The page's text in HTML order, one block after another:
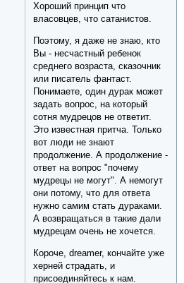
Хороший принцип что
власовцев, что сатанистов.
Поэтому, я даже не знаю, кто
Вы - несчастный ребенок
среднего возраста, сказочник
или писатель фантаст.
Понимаете, один дурак может
задать вопрос, на который
сотня мудрецов не ответит.
Это известная притча. Только
вот люди не знают
продолжение. А продолжение -
ответ на вопрос "почему
мудрецы не могут". А немогут
они потому, что для ответа
нужно самим стать дураками.
А возвращаться в такие дали
мудрецам очень не хочется.
Короче, dreamer, кончайте уже
херней страдать, и
присоединяйтесь к нам.